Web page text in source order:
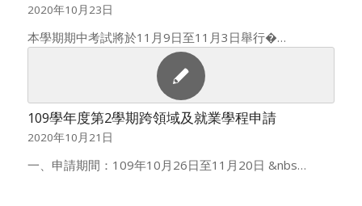
2020年10月23日
本學期期中考試將於11月9日至11月3日舉行�…
109學年度第2學期跨領域及就業學程申請
2020年10月21日
一、申請期間：109年10月26日至11月20日 &nbs…